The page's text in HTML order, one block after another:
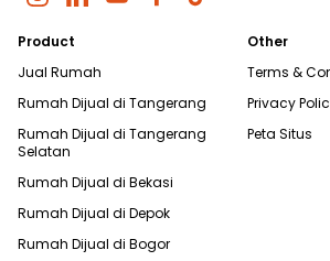
Product
Jual Rumah
Rumah Dijual di Tangerang
Rumah Dijual di Tangerang
Selatan
Rumah Dijual di Bekasi
Rumah Dijual di Depok
Rumah Dijual di Bogor
Other
Terms &
Privacy
Peta Situs